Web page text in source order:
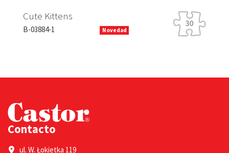
Cute Kittens
B-03884-1 Novedad
Contacto
ul. W. Łokietka 119